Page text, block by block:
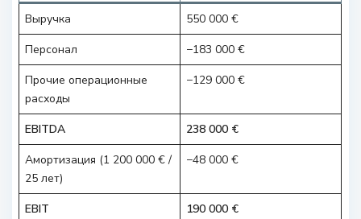
Выручка
550 000 €
Персонал
−183 000 €
Прочие операционные
расходы
−129 000 €
EBITDA
238 000 €
Амортизация (1 200 000 € /
25 лет)
−48 000 €
EBIT
190 000 €